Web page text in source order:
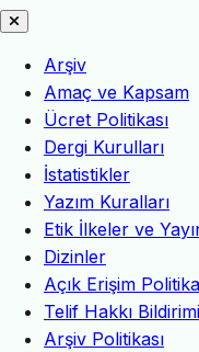
Arşiv
Amaç ve Kapsam
Ücret Politikası
Dergi Kurulları
İstatistikler
Yazım Kuralları
Etik İlkeler ve
Dizinler
Açık Erişim
Telif Hakkı Bildirimi
Arşiv Politikası